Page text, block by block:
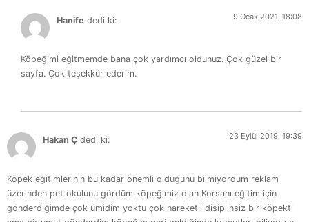
Hanife dedi ki: 9 Ocak 2021, 18:08
Köpeğimi eğitmemde bana çok yardımcı oldunuz. Çok güzel bir
sayfa. Çok teşekkür ederim.
Hakan Ç dedi ki: 23 Eylül 2019, 19:39
Köpek eğitimlerinin bu kadar önemli olduğunu bilmiyordum reklam
üzerinden pet okulunu gördüm köpeğimiz olan Korsanı eğitim için
gönderdiğimde çok ümidim yoktu çok hareketli disiplinsiz bir köpekti